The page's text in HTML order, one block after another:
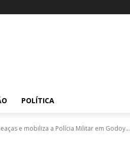
POLÍTICA
e mobiliza a Polícia Militar em Godoy...